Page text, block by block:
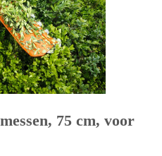
75 cm, voor